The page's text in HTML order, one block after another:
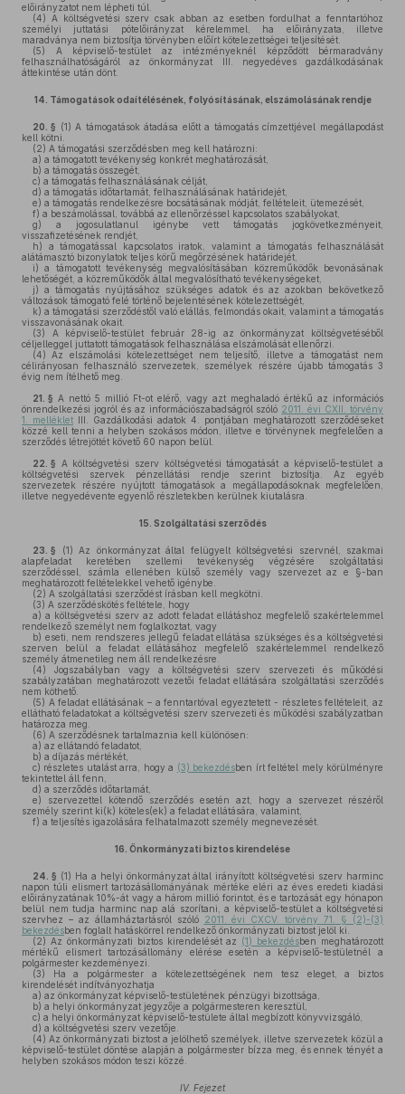
előirányzatot nem lépheti túl.
(4) A költségvetési szerv csak abban az esetben fordulhat a fenntartóhoz
személyi juttatási pótelőirányzat kérelemmel, ha előirányzata, illetve
maradványa nem biztosítja törvényben előírt kötelezettségei teljesítését.
(5) A képviselő-testület az intézményeknél képződött bérmaradvány
felhasználhatóságáról az önkormányzat III. negyedéves gazdálkodásának
áttekintése után dönt.
14. Támogatások odaítélésének, folyósításának, elszámolásának rendje
20. § (1) A támogatások átadása előtt a támogatás címzettjével megállapodást
kell kötni.
(2) A támogatási szerződésben meg kell határozni:
a) a támogatott tevékenység konkrét meghatározását,
b) a támogatás összegét,
c) a támogatás felhasználásának célját,
d) a támogatás időtartamát, felhasználásának határidejét,
e) a támogatás rendelkezésre bocsátásának módját, feltételeit, ütemezését,
f) a beszámolással, továbbá az ellenőrzéssel kapcsolatos szabályokat,
g) a jogosulatlanul igénybe vett támogatás jogkövetkezményeit,
visszafizetésének rendjét,
h) a támogatással kapcsolatos iratok, valamint a támogatás felhasználását
alátámasztó bizonylatok teljes körű megőrzésének határidejét,
i) a támogatott tevékenység megvalósításában közreműködők bevonásának
lehetőségét, a közreműködők által megvalósítható tevékenységeket,
j) a támogatás nyújtásához szükséges adatok és az azokban bekövetkező
változások támogató felé történő bejelentésének kötelezettségét,
k) a támogatási szerződéstől való elállás, felmondás okait, valamint a támogatás
visszavonásának okait.
(3) A képviselő-testület február 28-ig az önkormányzat költségvetéséből
céljelleggel juttatott támogatások felhasználása elszámolását ellenőrzi.
(4) Az elszámolási kötelezettséget nem teljesítő, illetve a támogatást nem
célirányosan felhasználó szervezetek, személyek részére újabb támogatás 3
évig nem ítélhető meg.
21. § A nettó 5 millió Ft-ot elérő, vagy azt meghaladó értékű az információs
önrendelkezési jogról és az információszabadságról szóló 2011. évi CXII. törvény
1. melléklet III. Gazdálkodási adatok 4. pontjában meghatározott szerződéseket
közzé kell tenni a helyben szokásos módon, illetve e törvénynek megfelelően a
szerződés létrejöttét követő 60 napon belül.
22. § A költségvetési szerv költségvetési támogatását a képviselő-testület a
költségvetési szervek pénzellátási rendje szerint biztosítja. Az egyéb
szervezetek részére nyújtott támogatások a megállapodásoknak megfelelően,
illetve negyedévente egyenlő részletekben kerülnek kiutalásra.
15. Szolgáltatási szerződés
23. § (1) Az önkormányzat által felügyelt költségvetési szervnél, szakmai
alapfeladat keretében szellemi tevékenység végzésére szolgáltatási
szerződéssel, számla ellenében külső személy vagy szervezet az e §-ban
meghatározott feltételekkel vehető igénybe.
(2) A szolgáltatási szerződést írásban kell megkötni.
(3) A szerződéskötés feltétele, hogy
a) a költségvetési szerv az adott feladat ellátáshoz megfelelő szakértelemmel
rendelkező személyt nem foglalkoztat, vagy
b) eseti, nem rendszeres jellegű feladat ellátása szükséges és a költségvetési
szerven belül a feladat ellátásához megfelelő szakértelemmel rendelkező
személy átmenetileg nem áll rendelkezésre.
(4) Jogszabályban vagy a költségvetési szerv szervezeti és működési
szabályzatában meghatározott vezetői feladat ellátására szolgáltatási szerződés
nem köthető.
(5) A feladat ellátásának – a fenntartóval egyeztetett - részletes feltételeit, az
ellátható feladatokat a költségvetési szerv szervezeti és működési szabályzatban
határozza meg.
(6) A szerződésnek tartalmaznia kell különösen:
a) az ellátandó feladatot,
b) a díjazás mértékét,
c) részletes utalást arra, hogy a (3) bekezdésben írt feltétel mely körülményre
tekintettel áll fenn,
d) a szerződés időtartamát,
e) szervezettel kötendő szerződés esetén azt, hogy a szervezet részéről
személy szerint ki(k) köteles(ek) a feladat ellátására, valamint,
f) a teljesítés igazolására felhatalmazott személy megnevezését.
16. Önkormányzati biztos kirendelése
24. § (1) Ha a helyi önkormányzat által irányított költségvetési szerv harminc
napon túli elismert tartozásállományának mértéke eléri az éves eredeti kiadási
előirányzatának 10%-át vagy a három millió forintot, és e tartozását egy hónapon
belül nem tudja harminc nap alá szorítani, a képviselő-testület a költségvetési
szervhez – az államháztartásról szóló 2011. évi CXCV. törvény 71. § (2)-(3)
bekezdésben foglalt hatáskörrel rendelkező önkormányzati biztost jelöl ki.
(2) Az önkormányzati biztos kirendelését az (1) bekezdésben meghatározott
mértékű elismert tartozásállomány elérése esetén a képviselő-testületnél a
polgármester kezdeményezi.
(3) Ha a polgármester a kötelezettségének nem tesz eleget, a biztos
kirendelését indítványozhatja
a) az önkormányzat képviselő-testületének pénzügyi bizottsága,
b) a helyi önkormányzat jegyzője a polgármesteren keresztül,
c) a helyi önkormányzat képviselő-testülete által megbízott könyvvizsgáló,
d) a költségvetési szerv vezetője.
(4) Az önkormányzati biztost a jelölhető személyek, illetve szervezetek közül a
képviselő-testület döntése alapján a polgármester bízza meg, és ennek tényét a
helyben szokásos módon teszi közzé.
IV. Fejezet